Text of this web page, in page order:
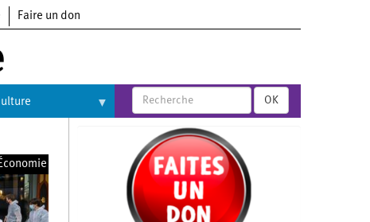
Faire un don
OK